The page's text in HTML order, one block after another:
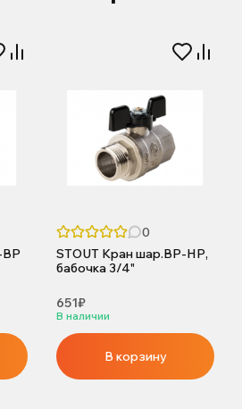
ВР
0
STOUT Кран шар.ВР-НР,
бабочка 3/4"
651₽
В наличии
В корзину